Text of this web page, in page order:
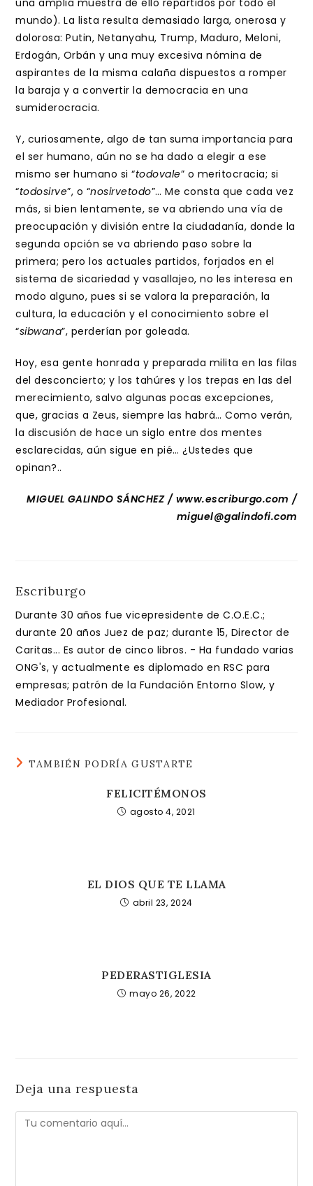
una amplia muestra de ello repartidos por todo el
mundo). La lista resulta demasiado larga, onerosa y
dolorosa: Putin, Netanyahu, Trump, Maduro, Meloni,
Erdogán, Orbán y una muy excesiva nómina de
aspirantes de la misma calaña dispuestos a romper
la baraja y a convertir la democracia en una
sumiderocracia.
Y, curiosamente, algo de tan suma importancia para
el ser humano, aún no se ha dado a elegir a ese
mismo ser humano si “todovale” o meritocracia; si
“todosirve”, o “nosirvetodo”… Me consta que cada vez
más, si bien lentamente, se va abriendo una vía de
preocupación y división entre la ciudadanía, donde la
segunda opción se va abriendo paso sobre la
primera; pero los actuales partidos, forjados en el
sistema de sicariedad y vasallajeo, no les interesa en
modo alguno, pues si se valora la preparación, la
cultura, la educación y el conocimiento sobre el
“sibwana”, perderían por goleada.
Hoy, esa gente honrada y preparada milita en las filas
del desconcierto; y los tahúres y los trepas en las del
merecimiento, salvo algunas pocas excepciones,
que, gracias a Zeus, siempre las habrá… Como verán,
la discusión de hace un siglo entre dos mentes
esclarecidas, aún sigue en pié… ¿Ustedes que
opinan?..
MIGUEL GALINDO SÁNCHEZ / www.escriburgo.com /
miguel@galindofi.com
Escriburgo
Durante 30 años fue vicepresidente de C.O.E.C.;
durante 20 años Juez de paz; durante 15, Director de
Caritas... Es autor de cinco libros. - Ha fundado varias
ONG's, y actualmente es diplomado en RSC para
empresas; patrón de la Fundación Entorno Slow, y
Mediador Profesional.
TAMBIÉN PODRÍA GUSTARTE
FELICITÉMONOS
agosto 4, 2021
EL DIOS QUE TE LLAMA
abril 23, 2024
PEDERASTIGLESIA
mayo 26, 2022
Deja una respuesta
Comentario